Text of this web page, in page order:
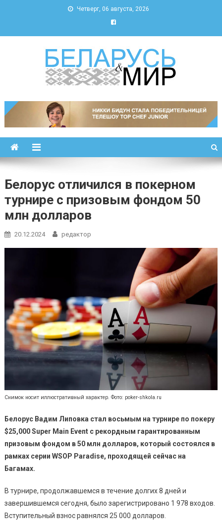
Четверг, 06 августа, 2026
Беларусь и мир
Белорус отличился в покерном
турнире с призовым фондом 50
млн долларов
20.12.2024 редактор
Снимок носит иллюстративный характер. Фото: poker-shkola.ru
Белорус Вадим Липовка стал восьмым на турнире по покеру
$25,000 Super Main Event с рекордным гарантированным
призовым фондом в 50 млн долларов, который состоялся в
рамках серии WSOP Paradise, проходящей сейчас на
Багамах.
В турнире, продолжавшемся в течение долгих 8 дней и
завершившемся сегодня, было зарегистрировано 1 978 входов.
Вступительный взнос равнялся 25 000 долларов.